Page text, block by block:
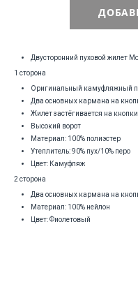
Двусторонний пуховой жилет
1 сторона
Оригинальный камуфляжный
Два основных кармана на
Жилет застёгивается на
Высокий ворот
Материал: 100% полиэстер
Утеплитель: 90% пух/10% перо
Цвет: Камуфляж
2 сторона
Два основных кармана на
Материал: 100% нейлон
Цвет: Фиолетовый